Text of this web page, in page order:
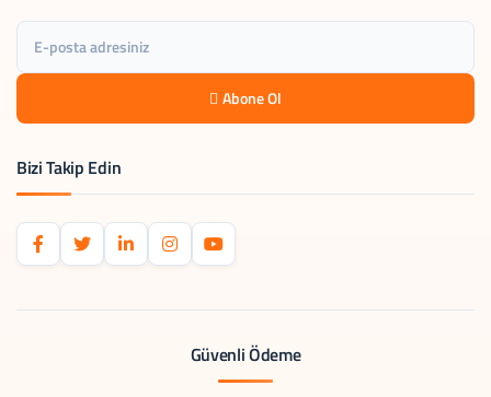
Abone Ol
Bizi Takip Edin
Güvenli Ödeme